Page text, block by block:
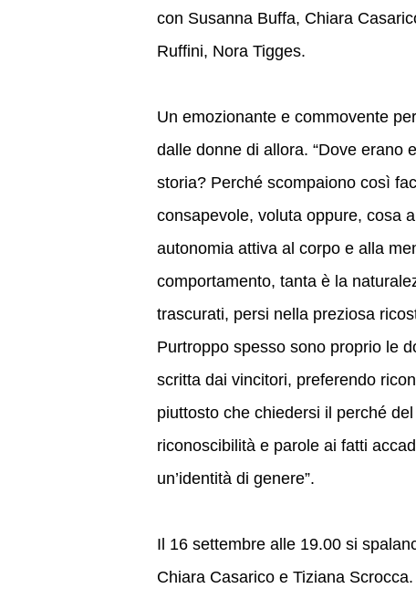
con Susanna Buffa, Chiara
Ruffini, Nora Tigges.
Un emozionante e commovente
dalle donne di allora. “Dove erano
storia? Perché scompaiono così
consapevole, voluta oppure, cosa
autonomia attiva al corpo e alla
comportamento, tanta è la
trascurati, persi nella preziosa
Purtroppo spesso sono proprio le
scritta dai vincitori, preferendo
piuttosto che chiedersi il perché
riconoscibilità e parole ai fatti
un’identità di genere”.
Il 16 settembre alle 19.00 si
Chiara Casarico e Tiziana